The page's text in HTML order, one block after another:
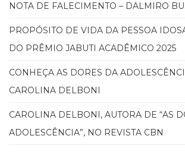
(8)
Relações
Públicas
e
Empresarial
(31)
Espiritualidade,
Filosofia
NOTA DE FALECIMENTO – DALMIRO
PROPÓSITO DE VIDA DA PESSOA
DO PRÊMIO JABUTI ACADÊMICO 2025
CONHEÇA AS DORES DA
CAROLINA DELBONI
CAROLINA DELBONI, AUTORA DE “AS
ADOLESCÊNCIA”, NO REVISTA CBN